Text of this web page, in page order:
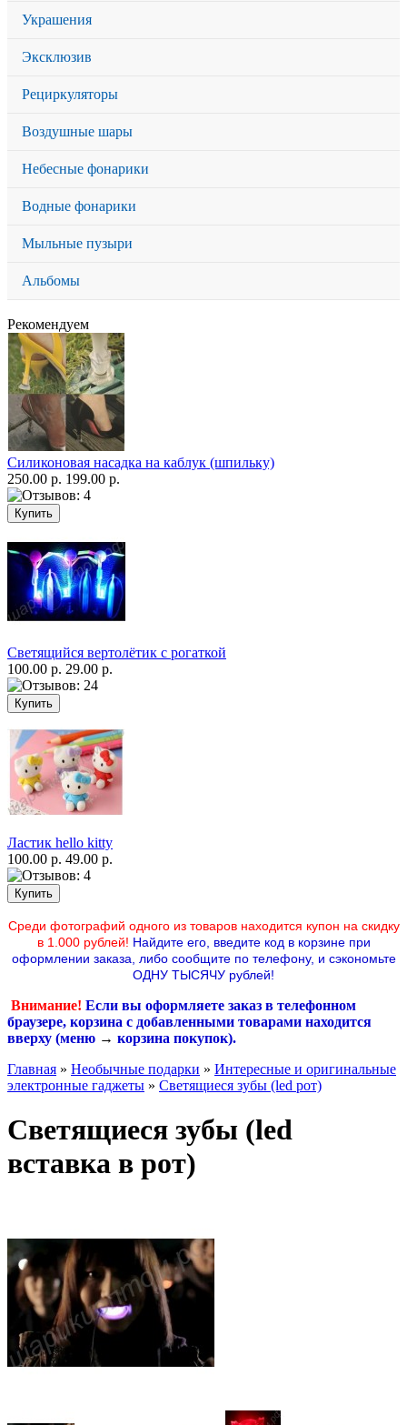
Украшения
Эксклюзив
Рециркуляторы
Воздушные шары
Небесные фонарики
Водные фонарики
Мыльные пузыри
Альбомы
Рекомендуем
Силиконовая насадка на каблук (шпильку)
250.00 р. 199.00 р.
Светящийся вертолётик с рогаткой
100.00 р. 29.00 р.
Ластик hello kitty
100.00 р. 49.00 р.
Среди фотографий одного из товаров находится купон на скидку
в 1.000 рублей! Найдите его, введите код в корзине при
оформлении заказа, либо сообщите по телефону, и сэкономьте
ОДНУ ТЫСЯЧУ рублей!
Внимание! Если вы оформляете заказ в телефонном
браузере, корзина с добавленными товарами находится
вверху (меню → корзина покупок).
Главная » Необычные подарки » Интересные и оригинальные
электронные гаджеты » Светящиеся зубы (led рот)
Светящиеся зубы (led
вставка в рот)